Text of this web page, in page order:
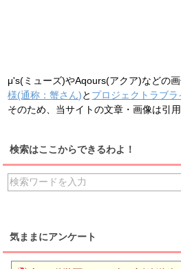
μ's(ミューズ)やAqours(アクア)などの
様(通称：蟹さん)と プロジェクトラブラ
そのため、当サイトの文章・画像は引
検索はここからできるわよ！
気ままにアンケート